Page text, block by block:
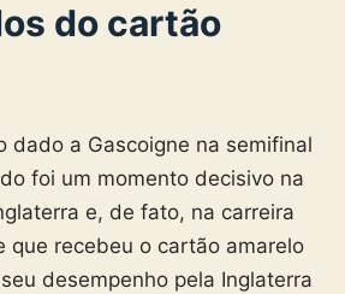
do cartão
dado a Gascoigne na semifinal
foi um momento decisivo na
e, de fato, na carreira
que recebeu o cartão amarelo
desempenho pela Inglaterra